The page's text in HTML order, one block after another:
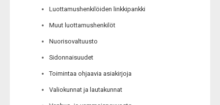
Luottamushenkilöiden linkkipankki
Muut luottamushenkilöt
Nuorisovaltuusto
Sidonnaisuudet
Toimintaa ohjaavia asiakirjoja
Valiokunnat ja lautakunnat